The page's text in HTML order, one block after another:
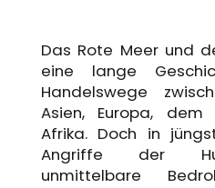
Das Rote Meer und
eine lange
Handelswege
Asien, Europa,
Afrika. Doch in
Angriffe der
unmittelbare